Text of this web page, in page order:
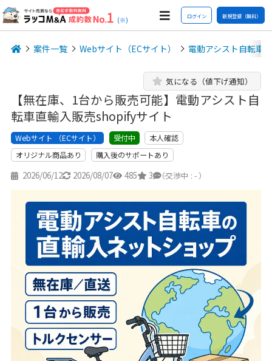
(※) ログイン 新規登録（無料）
案件一覧 Webサイト（ECサイト） 電動アシスト自転車
【無在庫、1台から販売可能】電動アシスト自
転車直輸入販売shopifyサイト
気になる（値下げ通知）
Webサイト （ECサイト） 受付中
本人確認
オリジナル商品あり
購入後のサポートあり
2026/06/12 2026/08/07 485 3 -
（交渉中 : - ）